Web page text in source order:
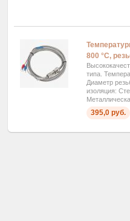
800 °C,
типа.
Диаметр
изоляция:
395,0 руб.